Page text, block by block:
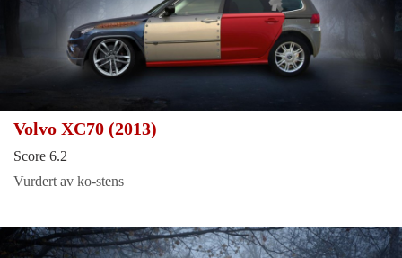
Volvo XC70 (2013)
Score 6.2
Vurdert av ko-stens